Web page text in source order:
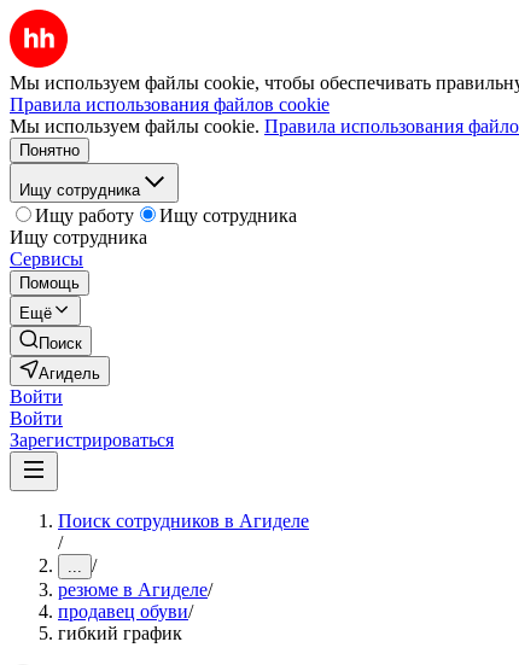
Мы используем файлы cookie, чтобы обеспечивать
Правила использования файлов cookie
Мы используем файлы cookie. Правила использования
Понятно
Ищу сотрудника
Ищу работу
Ищу сотрудника
Ищу сотрудника
Сервисы
Помощь
Ещё
Поиск
Агидель
Войти
Войти
Зарегистрироваться
Поиск сотрудников в Агиделе
/
... /
резюме в Агиделе/
продавец обуви/
гибкий график